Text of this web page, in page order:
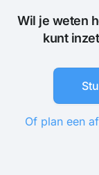
Wil je weten
kunt
Of plan een